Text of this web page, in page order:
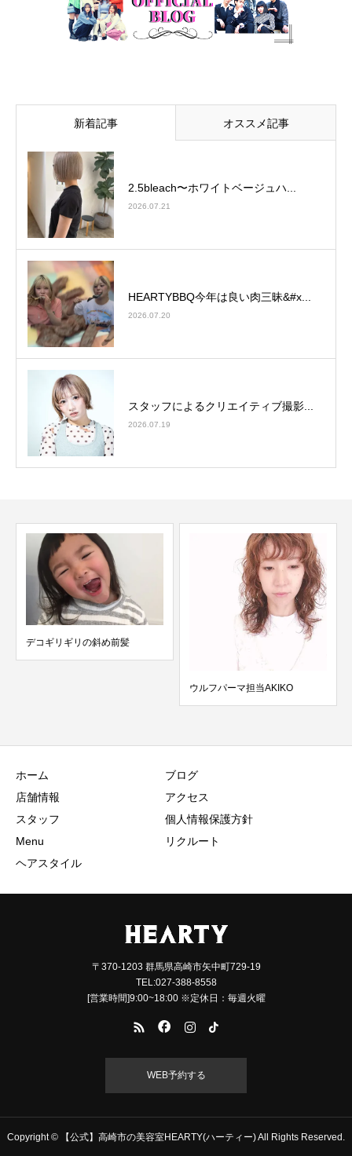
新着記事 オススメ記事
2.5bleach〜ホワイトベージュ⁡ハ...
2026.07.21
HEARTYBBQ今年は良い肉三昧&#x...
2026.07.20
スタッフによるクリエイティブ撮影...
2026.07.19
斜め前髪
ウルフパーマ担当AKIKO Autumn
ホーム
店舗情報
スタッフ
Menu
ヘアスタイル
ブログ
アクセス
個人情報保護方針
リクルート
〒370-1203 群馬県高崎市矢中町729-19
TEL:027-388-8558
[営業時間]9:00~18:00 ※定休日：毎週火曜
WEB予約する
Copyright © 【公式】高崎市の美容室HEARTY(ハーティー) All Rights Reserved.